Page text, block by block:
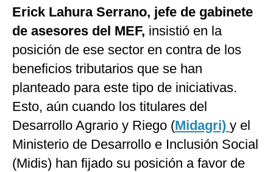
Erick Lahura Serrano, jefe de gabinete
de asesores del MEF, insistió en la
posición de ese sector en contra de los
beneficios tributarios que se han
planteado para este tipo de iniciativas.
Esto, aún cuando los titulares del
Desarrollo Agrario y Riego (Midagri) y el
Ministerio de Desarrollo e Inclusión Social
(Midis) han fijado su posición a favor de